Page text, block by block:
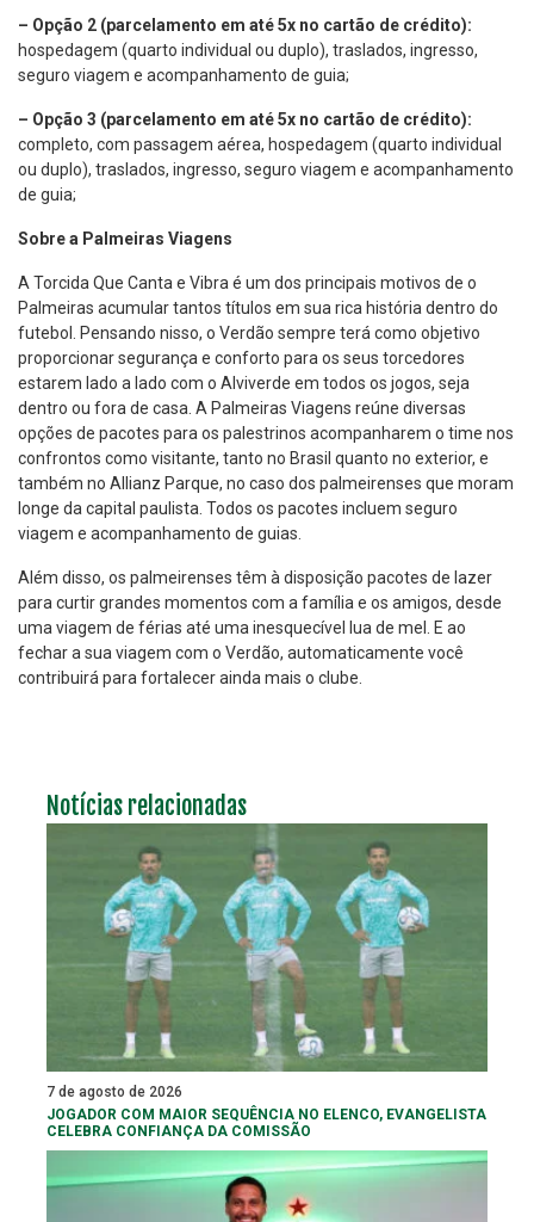
– Opção 2 (parcelamento em até 5x no cartão de crédito):
hospedagem (quarto individual ou duplo), traslados, ingresso,
seguro viagem e acompanhamento de guia;
– Opção 3 (parcelamento em até 5x no cartão de crédito):
completo, com passagem aérea, hospedagem (quarto individual
ou duplo), traslados, ingresso, seguro viagem e acompanhamento
de guia;
Sobre a Palmeiras Viagens
A Torcida Que Canta e Vibra é um dos principais motivos de o
Palmeiras acumular tantos títulos em sua rica história dentro do
futebol. Pensando nisso, o Verdão sempre terá como objetivo
proporcionar segurança e conforto para os seus torcedores
estarem lado a lado com o Alviverde em todos os jogos, seja
dentro ou fora de casa. A Palmeiras Viagens reúne diversas
opções de pacotes para os palestrinos acompanharem o time nos
confrontos como visitante, tanto no Brasil quanto no exterior, e
também no Allianz Parque, no caso dos palmeirenses que moram
longe da capital paulista. Todos os pacotes incluem seguro
viagem e acompanhamento de guias.
Além disso, os palmeirenses têm à disposição pacotes de lazer
para curtir grandes momentos com a família e os amigos, desde
uma viagem de férias até uma inesquecível lua de mel. E ao
fechar a sua viagem com o Verdão, automaticamente você
contribuirá para fortalecer ainda mais o clube.
Notícias relacionadas
7 de agosto de 2026
JOGADOR COM MAIOR SEQUÊNCIA NO ELENCO, EVANGELISTA
CELEBRA CONFIANÇA DA COMISSÃO